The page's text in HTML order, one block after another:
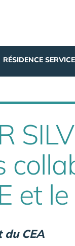
RÉSIDENCE SERVICE
et
du CEA